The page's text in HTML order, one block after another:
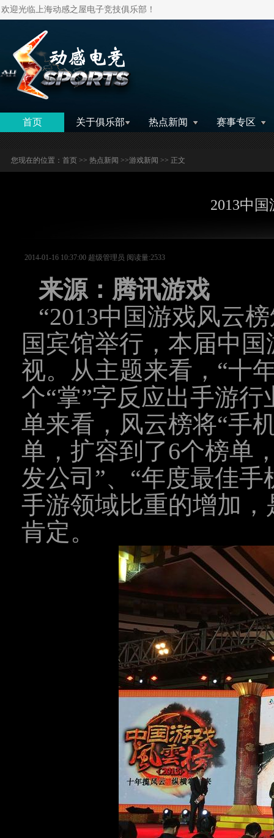
欢迎光临上海动感之屋电子竞技俱乐部！
首页 关于俱乐部 热点新闻 赛事专区
您现在的位置： 首页 >> 热点新闻 >>游戏新闻 >> 正文
2013中
2014-01-16 10:37:00 超级管理员 阅读量:2533
来源：腾讯游戏
“2013中国游戏风云榜
国宾馆举行，本届中
视。从主题来看，“十
个“掌”字反应出手游
单来看，风云榜将“手
单，扩容到了6个榜单
发公司”、“年度最佳
手游领域比重的增加
肯定。